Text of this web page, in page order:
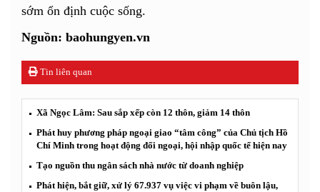
sớm ổn định cuộc sống.
Nguồn: baohungyen.vn
Tin liên quan
Xã Ngọc Lâm: Sau sắp xếp còn 12 thôn, giảm 14 thôn
Phát huy phương pháp ngoại giao “tâm công” của Chủ tịch Hồ
Chí Minh trong hoạt động đối ngoại, hội nhập quốc tế hiện nay
Tạo nguồn thu ngân sách nhà nước từ doanh nghiệp
Phát hiện, bắt giữ, xử lý 67.937 vụ việc vi phạm về buôn lậu,